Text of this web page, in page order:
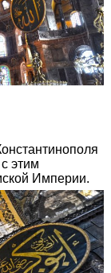
этим
Империи.